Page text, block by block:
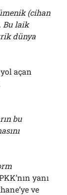
(cihan
Bu laik
dünya
açan
bu
yanı
ve